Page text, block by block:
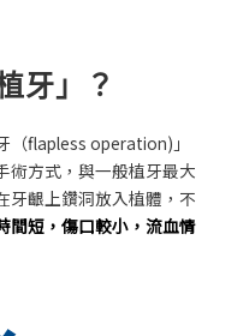
牙」？
（flapless operation)」
術方式，與一般植牙最大
牙齦上鑽洞放入植體，不
間短，傷口較小，流血情